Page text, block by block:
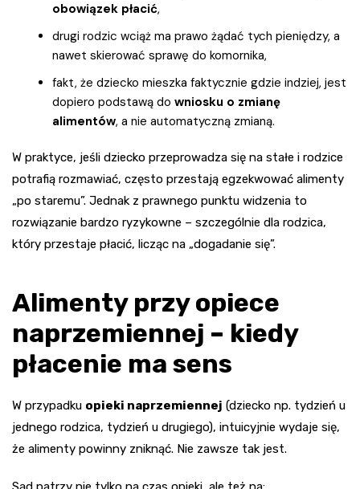
obowiązek płacić,
drugi rodzic wciąż ma prawo żądać tych pieniędzy, a
nawet skierować sprawę do komornika,
fakt, że dziecko mieszka faktycznie gdzie indziej, jest
dopiero podstawą do wniosku o zmianę
alimentów, a nie automatyczną zmianą.
W praktyce, jeśli dziecko przeprowadza się na stałe i rodzice
potrafią rozmawiać, często przestają egzekwować alimenty
„po staremu”. Jednak z prawnego punktu widzenia to
rozwiązanie bardzo ryzykowne – szczególnie dla rodzica,
który przestaje płacić, licząc na „dogadanie się”.
Alimenty przy opiece
naprzemiennej – kiedy
płacenie ma sens
W przypadku opieki naprzemiennej (dziecko np. tydzień u
jednego rodzica, tydzień u drugiego), intuicyjnie wydaje się,
że alimenty powinny zniknąć. Nie zawsze tak jest.